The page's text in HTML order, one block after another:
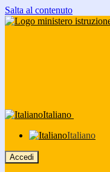
Salta al contenuto
Italiano
Italiano
Accedi